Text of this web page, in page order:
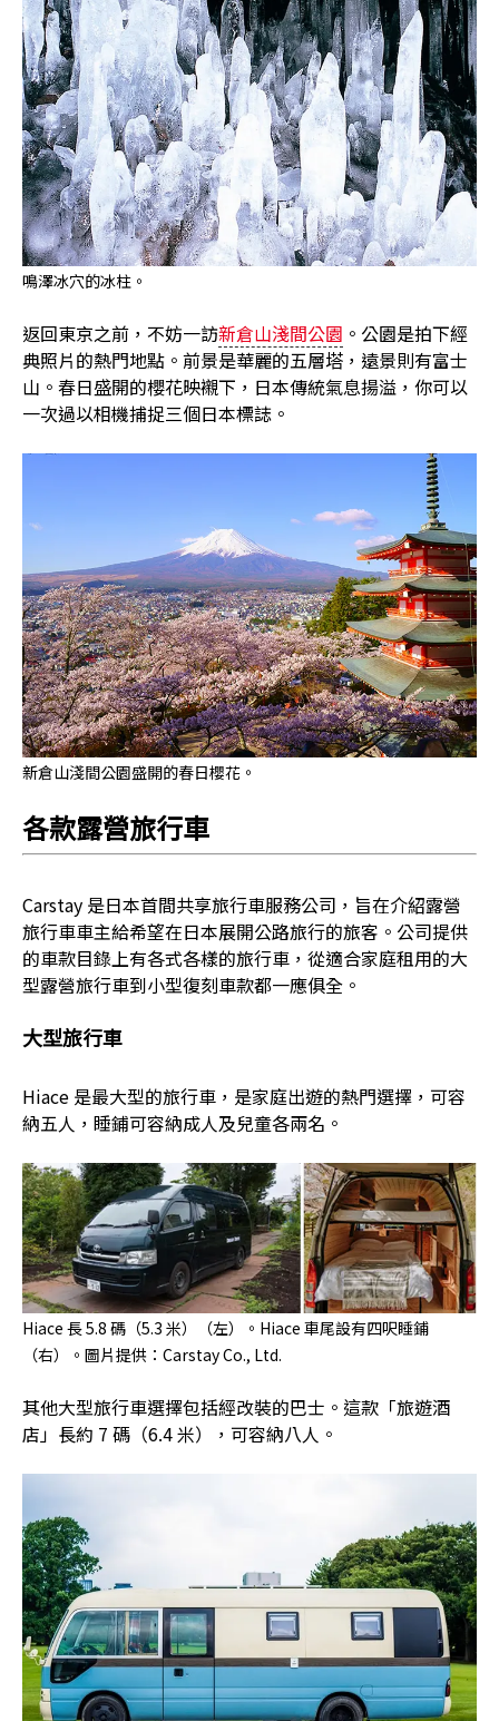
鳴澤冰穴的冰柱。
返回東京之前，不妨一訪新倉山淺間公園 。公園是拍下經
典照片的熱門地點。前景是華麗的五層塔，遠景則有富士
山。春日盛開的櫻花映襯下，日本傳統氣息揚溢，你可以
一次過以相機捕捉三個日本標誌。
新倉山淺間公園盛開的春日櫻花。
各款露營旅行車
Carstay 是日本首間共享旅行車服務公司，旨在介紹露營
旅行車車主給希望在日本展開公路旅行的旅客。公司提供
的車款目錄上有各式各樣的旅行車，從適合家庭租用的大
型露營旅行車到小型復刻車款都一應俱全。
大型旅行車
Hiace 是最大型的旅行車，是家庭出遊的熱門選擇，可容
納五人，睡鋪可容納成人及兒童各兩名。
Hiace 長 5.8 碼（5.3 米）（左）。Hiace 車尾設有四呎睡鋪
（右）。圖片提供：Carstay Co., Ltd.
其他大型旅行車選擇包括經改裝的巴士。這款「旅遊酒
店」長約 7 碼（6.4 米），可容納八人。